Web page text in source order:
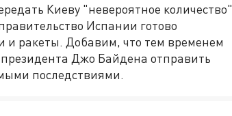
Киеву "невероятное количество"
Испании готово
и ракеты. Добавим, что тем временем
Джо Байдена отправить
последствиями.